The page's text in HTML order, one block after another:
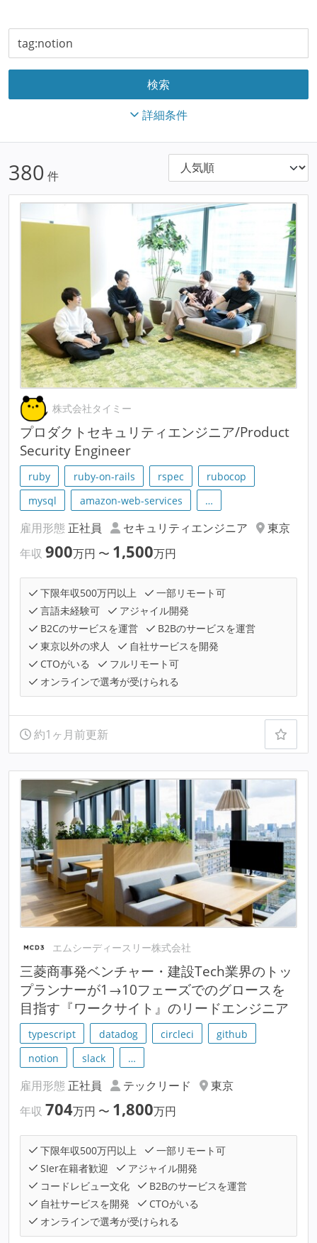
詳細条件
380 件
株式会社タイミー
プロダクトセキュリティエンジニア/Product
Security Engineer
ruby ruby-on-rails rspec
rubocop
mysql
amazon-web-services …
雇用形態 正社員 セキュリティエンジニア
東京
年収 900万円 〜 1,500万円
下限年収500万円以上
一部リモート可
言語未経験可
アジャイル開発
B2Cのサービスを運営
B2Bのサービスを運営
東京以外の求人
自社サービスを開発
CTOがいる
フルリモート可
オンラインで選考が受けられる
約1ヶ月前更新
エムシーディースリー株式会社
三菱商事発ベンチャー・建設Tech業界のトッ
プランナーが1→10フェーズでのグロースを
目指す『ワークサイト』のリードエンジニア
typescript datadog circleci
github
notion
slack …
雇用形態 正社員 テックリード
東京
年収 704万円 〜 1,800万円
下限年収500万円以上
一部リモート可
SIer在籍者歓迎
アジャイル開発
コードレビュー文化
B2Bのサービスを運営
自社サービスを開発
CTOがいる
オンラインで選考が受けられる